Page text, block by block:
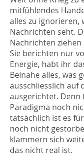
mitfühlendes
alles zu ignorieren,
Nachrichten seht.
Nachrichten
Sie berichten nur
Energie, habt ihr
Beinahe alles, was
ausschliesslich auf
ausgerichtet. Denn
Paradigma noch
tatsächlich ist es
noch nicht
klammern sich
das nicht real ist.